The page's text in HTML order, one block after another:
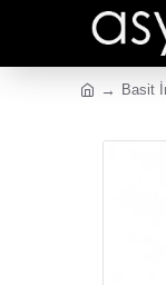
Basit